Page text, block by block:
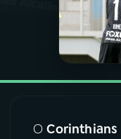
PROGRAMAS
PODCASTS
OCorinthians